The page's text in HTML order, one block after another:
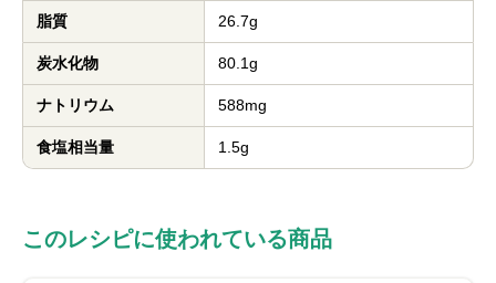
脂質 26.7g
炭水化物 80.1g
ナトリウム 588mg
食塩相当量 1.5g
このレシピに使われている商品